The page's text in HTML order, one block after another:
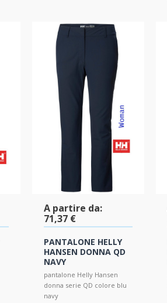
A partire da:
71,37 €
PANTALONE HELLY
HANSEN DONNA QD
NAVY
pantalone Helly Hansen
donna serie QD colore blu
navy